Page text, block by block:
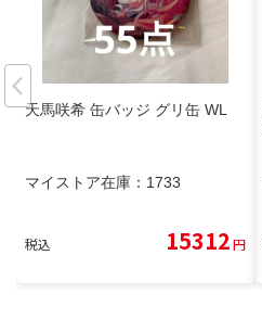
天馬咲希 缶バッジ グリ缶 WL
マイストア在庫： 1733
税込 15312円